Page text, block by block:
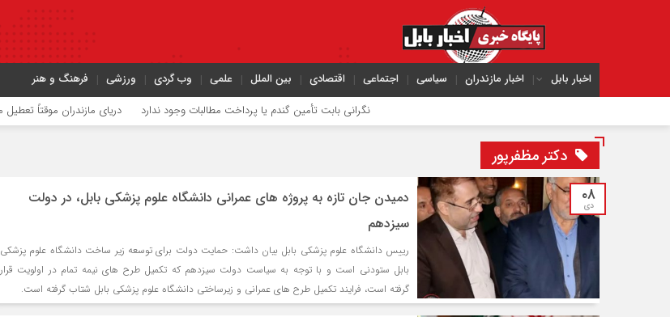
اخبار بابل اخبار مازندران سیاسی اجتماعی اقتصادی بین الملل علمی وب گردی ورزشی فرهنگ و هنر
نگرانی بابت تأمین گندم یا پرداخت مطالبات وجود ندارد دریای مازندران موقتاً تعطیل می‌شود
دکتر مظفرپور
۰۸
دی
دمیدن جان تازه به پروژه های عمرانی دانشگاه علوم پزشکی بابل، در دولت
سیزدهم
رییس دانشگاه علوم پزشکی بابل بیان داشت: حمایت دولت برای توسعه زیر ساخت دانشگاه علوم پزشکی
بابل ستودنی است و با توجه به سیاست دولت سیزدهم که تکمیل طرح های نیمه تمام در اولویت قرار
گرفته است، فرایند تکمیل طرح های عمرانی و زیرساختی دانشگاه علوم پزشکی بابل شتاب گرفته است.